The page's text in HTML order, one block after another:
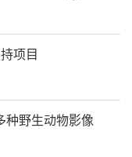
项目
种野生动物影像